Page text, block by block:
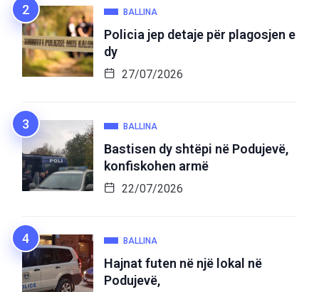
BALLINA
Policia jep detaje për plagosjen e
dy
27/07/2026
BALLINA
Bastisen dy shtëpi në Podujevë,
konfiskohen armë
22/07/2026
BALLINA
Hajnat futen në një lokal në
Podujevë,